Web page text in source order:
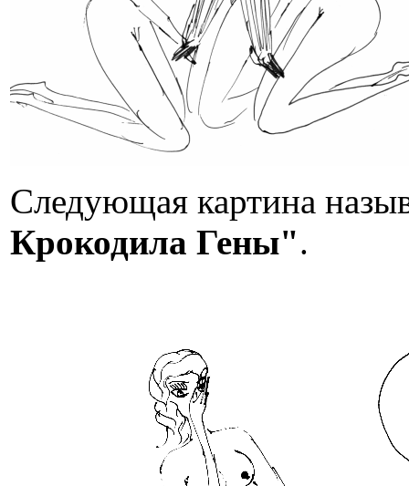
Следующая картина
Крокодила Гены".